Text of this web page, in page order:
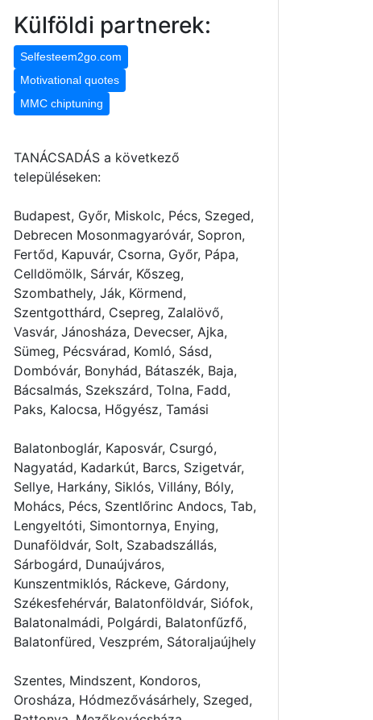
Külföldi partnerek:
Selfesteem2go.com
Motivational quotes
MMC chiptuning
TANÁCSADÁS a következő
településeken:
Budapest, Győr, Miskolc, Pécs, Szeged,
Debrecen Mosonmagyaróvár, Sopron,
Fertőd, Kapuvár, Csorna, Győr, Pápa,
Celldömölk, Sárvár, Kőszeg,
Szombathely, Ják, Körmend,
Szentgotthárd, Csepreg, Zalalövő,
Vasvár, Jánosháza, Devecser, Ajka,
Sümeg, Pécsvárad, Komló, Sásd,
Dombóvár, Bonyhád, Bátaszék, Baja,
Bácsalmás, Szekszárd, Tolna, Fadd,
Paks, Kalocsa, Hőgyész, Tamási
Balatonboglár, Kaposvár, Csurgó,
Nagyatád, Kadarkút, Barcs, Szigetvár,
Sellye, Harkány, Siklós, Villány, Bóly,
Mohács, Pécs, Szentlőrinc Andocs, Tab,
Lengyeltóti, Simontornya, Enying,
Dunaföldvár, Solt, Szabadszállás,
Sárbogárd, Dunaújváros,
Kunszentmiklós, Ráckeve, Gárdony,
Székesfehérvár, Balatonföldvár, Siófok,
Balatonalmádi, Polgárdi, Balatonfűzfő,
Balatonfüred, Veszprém, Sátoraljaújhely
Szentes, Mindszent, Kondoros,
Orosháza, Hódmezővásárhely, Szeged,